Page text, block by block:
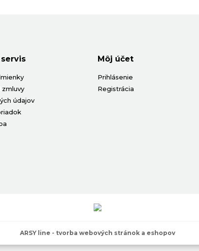
údajov
Môj účet
Prihlásenie
Registrácia
ARSY line - tvorba webových stránok a eshopov